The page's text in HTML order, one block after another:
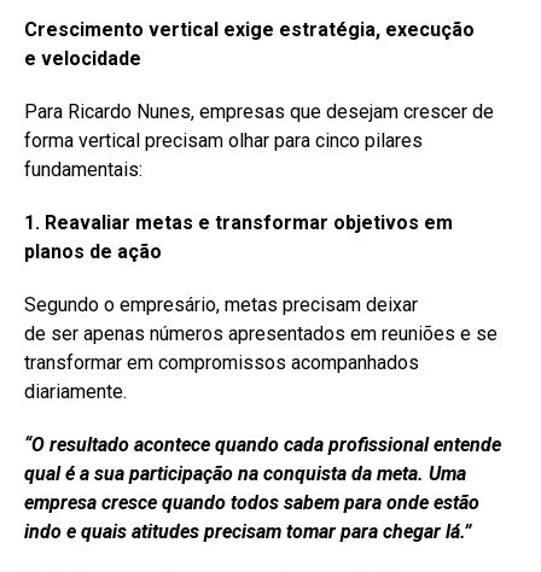
Crescimento vertical exige estratégia, execução
e velocidade
Para Ricardo Nunes, empresas que desejam crescer de
forma vertical precisam olhar para cinco pilares
fundamentais:
1. Reavaliar metas e transformar objetivos em
planos de ação
Segundo o empresário, metas precisam deixar
de ser apenas números apresentados em reuniões e se
transformar em compromissos acompanhados
diariamente.
“O resultado acontece quando cada profissional entende
qual é a sua participação na conquista da meta. Uma
empresa cresce quando todos sabem para onde estão
indo e quais atitudes precisam tomar para chegar lá.”